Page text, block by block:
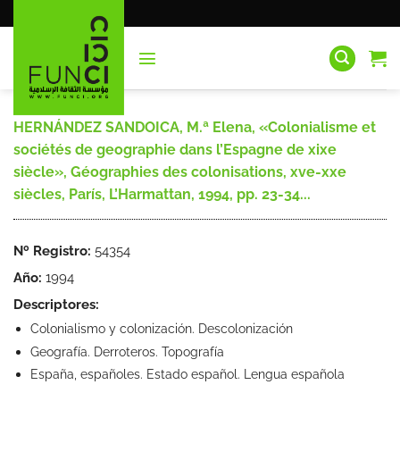
al
HERNÁNDEZ SANDOICA, M.ª Elena, «Colonialisme et
sociétés de geographie dans l’Espagne de xixe
siècle», Géographies des colonisations, xve-xxe
siècles, París, L’Harmattan, 1994, pp. 23-34...
Nº Registro: 54354
Año: 1994
Descriptores:
Colonialismo y colonización. Descolonización
Geografía. Derroteros. Topografía
España, españoles. Estado español. Lengua española